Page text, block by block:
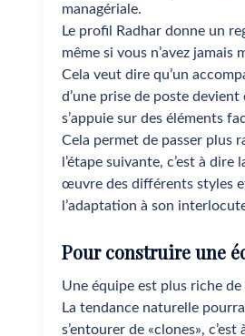
managériale.
Le profil Radhar donne un
même si vous n’avez jamais
Cela veut dire qu’un
d’une prise de poste devient
s’appuie sur des éléments
Cela permet de passer plus
l’étape suivante, c’est à dire
œuvre des différents styles
l’adaptation à son
Pour construire une
Une équipe est plus riche de
La tendance naturelle
s’entourer de «clones», c’est